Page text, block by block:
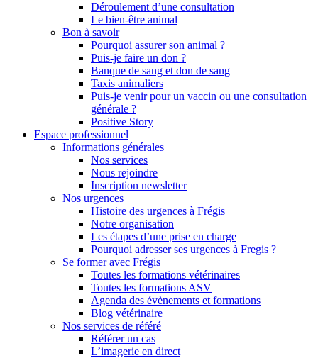
Déroulement d’une consultation
Le bien-être animal
Bon à savoir
Pourquoi assurer son animal ?
Puis-je faire un don ?
Banque de sang et don de sang
Taxis animaliers
Puis-je venir pour un vaccin ou une consultation
générale ?
Positive Story
Espace professionnel
Informations générales
Nos services
Nous rejoindre
Inscription newsletter
Nos urgences
Histoire des urgences à Frégis
Notre organisation
Les étapes d’une prise en charge
Pourquoi adresser ses urgences à Fregis ?
Se former avec Frégis
Toutes les formations vétérinaires
Toutes les formations ASV
Agenda des évènements et formations
Blog vétérinaire
Nos services de référé
Référer un cas
L’imagerie en direct